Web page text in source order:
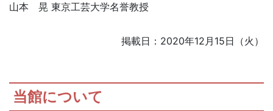
山本 晃 東京工芸大学名誉教授
掲載日：2020年12月15日（火）
当館について